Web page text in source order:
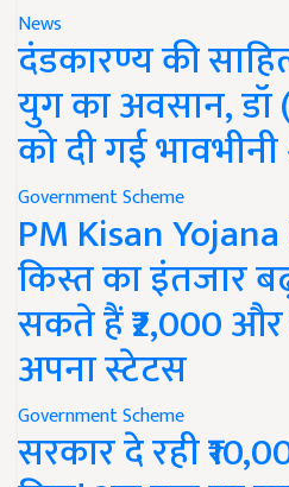
News
दंडकारण्य की
युग का अवसान, डॉ
को दी गई भावभीनी
Government Scheme
PM Kisan
किस्त का इंतजार
सकते हैं ₹2,000
अपना स्टेटस
Government Scheme
सरकार दे रही